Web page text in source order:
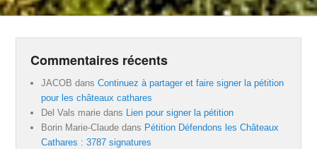
Commentaires récents
JACOB dansContinuez à partager et faire signer la pétition
pour les châteaux cathares
Del Vals marie dans Lien pour signer la pétition
Borin Marie-Claude dans Pétition Défendons les Châteaux
Cathares : 3787 signatures